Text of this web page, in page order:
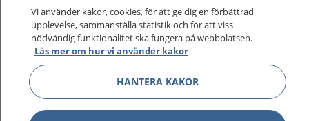
1177 på flera språk Visa
Om 1177 Visa
Vi använder kakor, cookies, för att ge dig en förbättrad
upplevelse, sammanställa statistik och för att viss
nödvändig funktionalitet ska fungera på webbplatsen.
Läs mer om hur vi använder kakor
HANTERA KAKOR